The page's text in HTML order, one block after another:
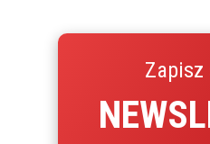
Zapisz